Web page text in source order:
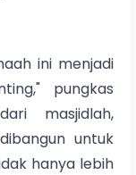
ini menjadi
pungkas
masjidlah,
untuk
hanya lebih